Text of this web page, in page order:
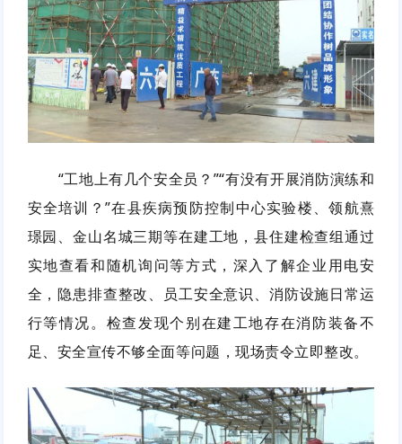
“工地上有几个安全员？”“有没有开展消防演练和
安全培训？”在县疾病预防控制中心实验楼、领航熹
璟园、金山名城三期等在建工地，县住建检查组通过
实地查看和随机询问等方式，深入了解企业用电安
全，隐患排查整改、员工安全意识、消防设施日常运
行等情况。检查发现个别在建工地存在消防装备不
足、安全宣传不够全面等问题，现场责令立即整改。